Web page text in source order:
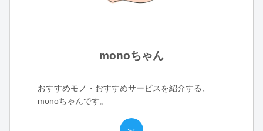
monoちゃん
おすすめモノ・おすすめサービスを紹介する、
monoちゃんです。